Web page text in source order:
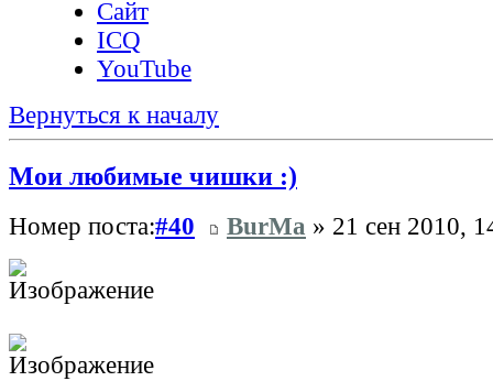
Сайт
ICQ
YouTube
Вернуться к началу
Мои любимые чишки :)
Номер поста:#40 BurMa » 21 сен 2010,